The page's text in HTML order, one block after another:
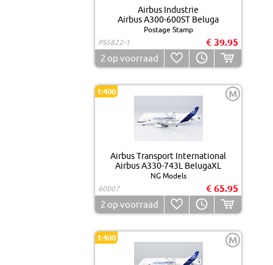
Airbus Industrie
Airbus A300-600ST Beluga
Postage Stamp
PS5822-1
€ 39.95
2 op voorraad
1:400 M
Airbus Transport International
Airbus A330-743L BelugaXL
NG Models
60007
€ 65.95
2 op voorraad
1:400 M